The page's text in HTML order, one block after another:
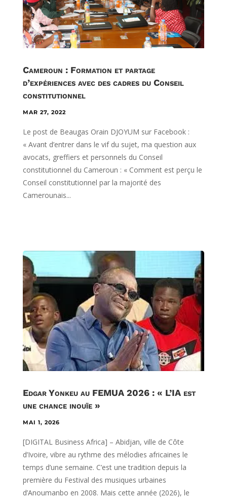
Cameroun : Formation et partage
d’expériences avec des cadres du Conseil
constitutionnel
MAR 27, 2022
Le post de Beaugas Orain DJOYUM sur Facebook :
« Avant d’entrer dans le vif du sujet, ma question aux
avocats, greffiers et personnels du Conseil
constitutionnel du Cameroun : « Comment est perçu le
Conseil constitutionnel par la majorité des
Camerounais...
Edgar Yonkeu au FEMUA 2026 : « L’IA est
une chance inouïe »
MAI 1, 2026
[DIGITAL Business Africa] – Abidjan, ville de Côte
d’Ivoire, vibre au rythme des mélodies africaines le
temps d’une semaine. C’est une tradition depuis la
première du Festival des musiques urbaines
d’Anoumanbo en 2008. Mais cette année (2026), le